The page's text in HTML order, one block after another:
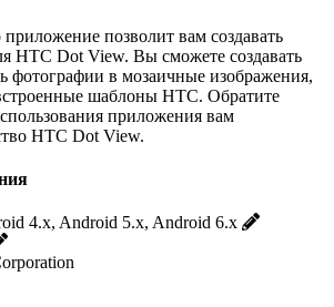
позволит вам создавать
HTC Dot View. Вы сможете создавать
фотографии в мозаичные изображения,
шаблоны HTC. Обратите
приложения вам
HTC Dot View.
4.x, Android 5.x, Android 6.x